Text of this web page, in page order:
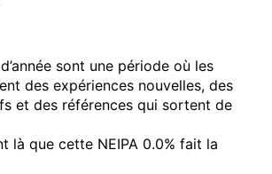
sont une période où les
des expériences nouvelles, des
et des références qui sortent de
là que cette NEIPA 0.0% fait la